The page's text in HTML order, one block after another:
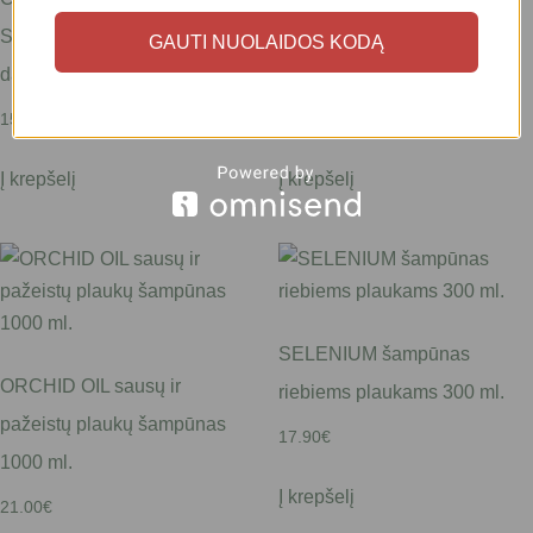
Shampoo – šampūnas
dažytiems plaukams 1000 ml.
15.70
Į krepšelį
Sensitive – jautriai galvos
odai 300 ml.
Į krepšelį
ORCHID OIL sausų ir
pažeistų plaukų šampūnas
1000 ml.
21.00€
SELENIUM šampūnas
riebiems plaukams 300 ml.
17.90€
Į krepšelį
GAUTI NUOLAIDOS KODĄ